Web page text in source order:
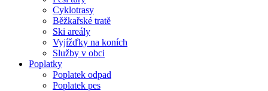
Cyklotrasy
Běžkařské tratě
Ski areály
Vyjížďky na koních
Služby v obci
Poplatky
Poplatek odpad
Poplatek pes